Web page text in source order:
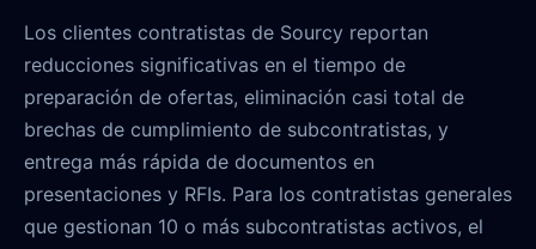
Los clientes contratistas de Sourcy reportan
reducciones significativas en el tiempo de
preparación de ofertas, eliminación casi total de
brechas de cumplimiento de subcontratistas, y
entrega más rápida de documentos en
presentaciones y RFIs. Para los contratistas generales
que gestionan 10 o más subcontratistas activos, el